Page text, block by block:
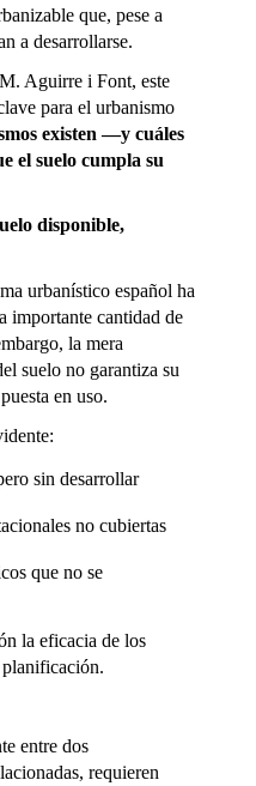
que, pese a
a desarrollarse.
Aguirre i Font, este
para el urbanismo
existen —y cuáles
el suelo cumpla su
disponible,
urbanístico español ha
importante cantidad de
la mera
suelo no garantiza su
en uso.
sin desarrollar
no cubiertas
que no se
la eficacia de los
entre dos
requieren